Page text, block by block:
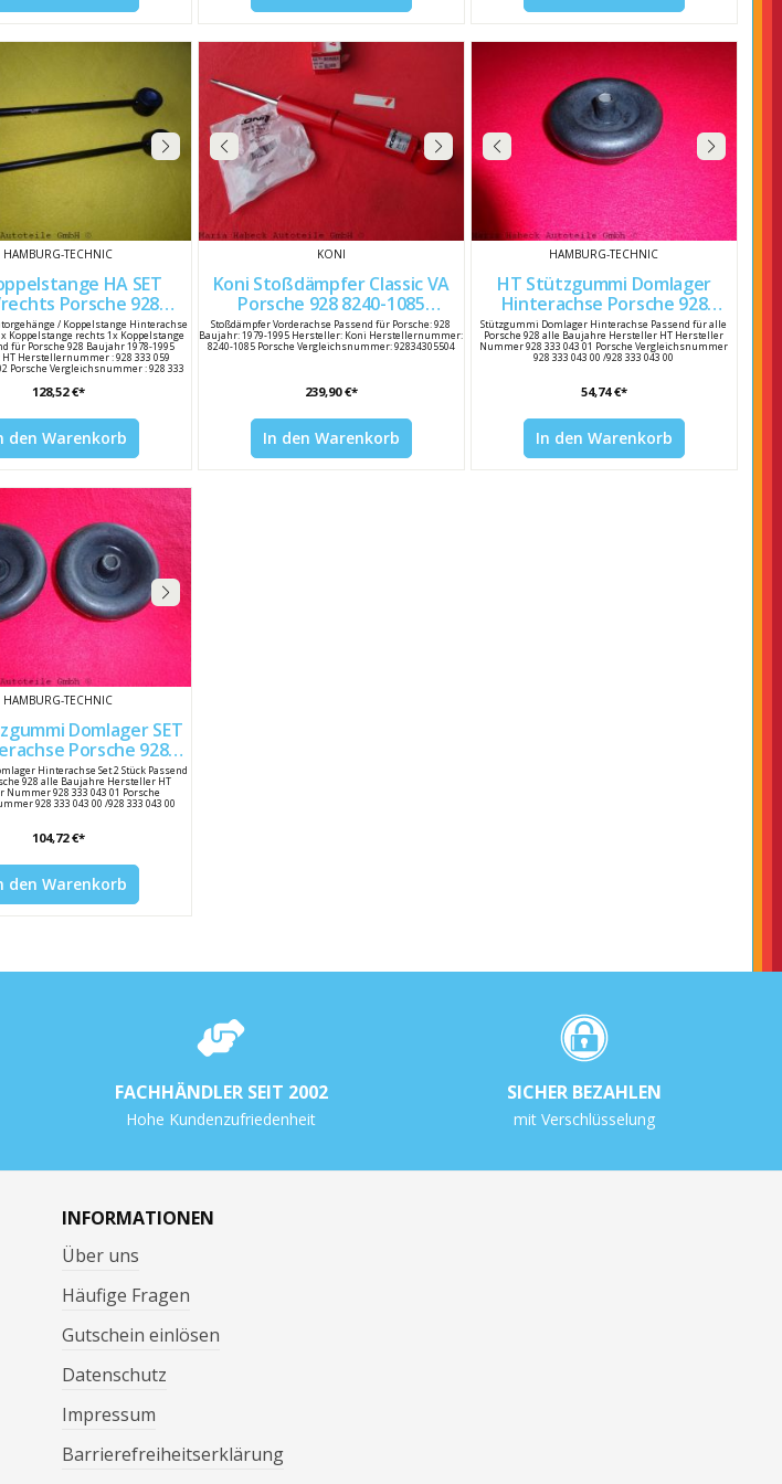
HAMBURG-TECHNIC
HA SET
Porsche 928
92833305902 92833306002
/ Koppelstange Hinterachse
Koppelstange rechts 1x Koppelstange
für Porsche 928 Baujahr 1978-1995
Herstellernummer : 928 333 059
Porsche Vergleichsnummer : 928 333
128,52 €*
den Warenkorb
KONI
Koni Stoßdämpfer Classic VA
Porsche 928 8240-1085
92834305509
Stoßdämpfer Vorderachse Passend für Porsche: 928
Baujahr: 1979-1995 Hersteller: Koni Herstellernummer:
8240-1085 Porsche Vergleichsnummer: 92834305504
239,90 €*
In den Warenkorb
HAMBURG-TECHNIC
HT Stützgummi Domlager
Hinterachse Porsche 928
92833304300
Stützgummi Domlager Hinterachse Passend für alle
Porsche 928 alle Baujahre Hersteller HT Hersteller
Nummer 928 333 043 01 Porsche Vergleichsnummer
928 333 043 00 /928 333 043 00
54,74 €*
In den Warenkorb
HAMBURG-TECHNIC
SET
92833304300
Hinterachse Set 2 Stück Passend
928 alle Baujahre Hersteller HT
Nummer 928 333 043 01 Porsche
928 333 043 00 /928 333 043 00
104,72 €*
den Warenkorb
FACHHÄNDLER SEIT 2002
Hohe Kundenzufriedenheit
SICHER BEZAHLEN
mit Verschlüsselung
INFORMATIONEN
Über uns
Häufige Fragen
Gutschein einlösen
Datenschutz
Impressum
Barrierefreiheitserklärung